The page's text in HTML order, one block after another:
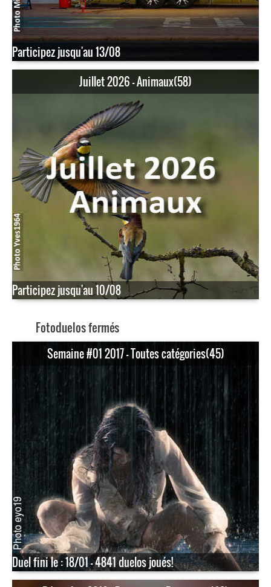
Participez jusqu'au 13/08
Juillet 2026 - Animaux(58)
Participez jusqu'au 10/08
Fotoduelos fermés
Semaine #01 2017 - Toutes catégories(45)
Duel fini le : 18/01 - 4841 duelos joués!